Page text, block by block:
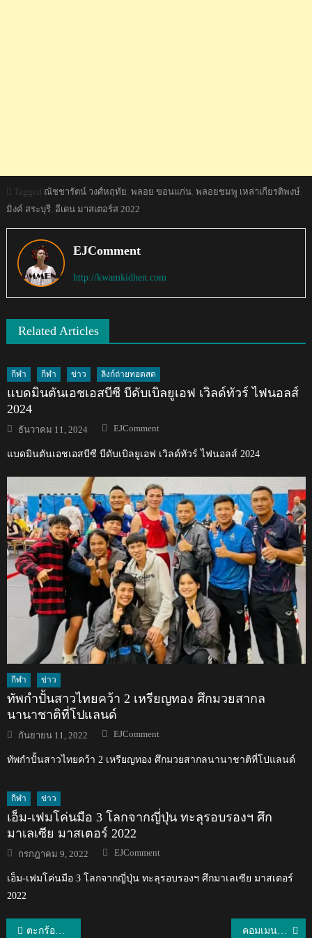
Tagged ณัชชารัตน์ วงศ์หฤทัย พลอย ขอนแก่น, พลอยชมพู เหล่าเกียรติพงษ์
มิงค์ สระบุรี, อีเดน มาสเตอร์ส 2022
EJComment
http://kwamkidhen.com
Related Articles
กีฬา กีฬา ข่าว ลิงก์ถ่ายทอดสด
แบดมินตันเอชเอสบีซี บีดับเบิลยูเอฟ เวิลด์ทัวร์ ไฟนอลส์
2024
Posted
on
ธันวาคม 11, 2024 Author
EJComment
แบดมินตันเอชเอสบีซี บีดับเบิลยูเอฟ เวิลด์ทัวร์ ไฟนอลส์ 2024
กีฬา ข่าว
ทัพกำปั้นสาวไทยคว้า 2 เหรียญทอง ศึกมวยสากล
นานาชาติที่โปแลนด์
Posted
on
กันยายน 11, 2022 Author
EJComment
ทัพกำปั้นสาวไทยคว้า 2 เหรียญทอง ศึกมวยสากลนานาชาติที่โปแลนด์
กีฬา ข่าว
เอ็ม-เฟมโค่นมือ 3 โลกจากญี่ปุ่น ทะลุรอบรองฯ ศึก
มาเลเซีย มาสเตอร์ 2022
Posted
on
กรกฎาคม 9, 2022 Author
EJComment
เอ็ม-เฟมโค่นมือ 3 โลกจากญี่ปุ่น ทะลุรอบรองฯ ศึกมาเลเซีย มาสเตอร์
2022
แนะแนว
ตะกร้อหนุ่มไทยทีม 4 คน ชนะอินเดีย คว้าแชมป์เวิลด์ คัพ ที่เกาหลีใต้ คอมเมนต์ชาวต่างชาติหลังเห็นลีลาการกระโดดม้วนตบของนักกีฬาเทคบอลทีมชาติไทย